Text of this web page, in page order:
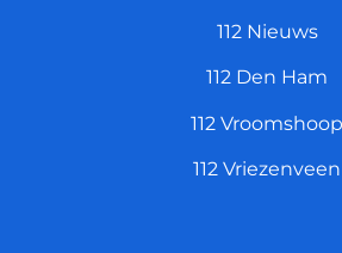
112 Nieuws
112 Den Ham
112 Vroomshoop
112 Vriezenveen